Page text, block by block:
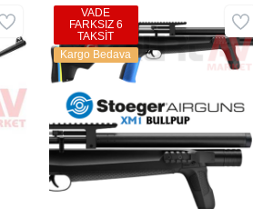
VADE
FARKSIZ 6
TAKSİT
Kargo Bedava